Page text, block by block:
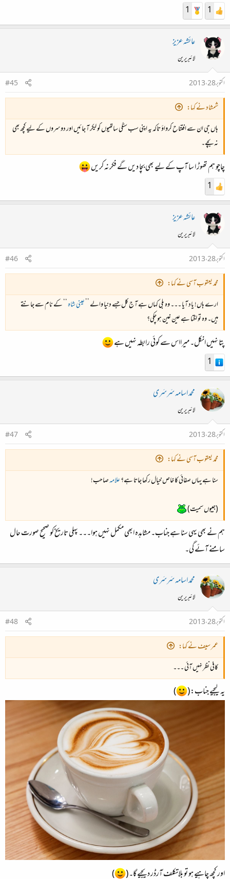
1
1
عائشہ عزیز
لائبریرین
اکتوبر 28، 2013
#45
شمشاد نے کہا:
ہاں جی ان سے افتتاح کرواؤ تاکہ یہ اپنی سب سنگی ساتھیوں کو لیکر آ جائیں اور دوسروں کے لیے کچھ بھی
نہ بچے۔
چاچو ہم تھوڑ ا سا آپ کے لیے بھی بچا دیں گے فکر نہ کریں
1
عائشہ عزیز
لائبریرین
اکتوبر 28، 2013
#46
محمد یعقوب آسی نے کہا:
ارے ہاں! یاد آیا ۔۔۔ وہ بلی کہاں ہے آج کل جسے دنیا والے ’’عینی شاہ‘‘ کے نام سے جانتے
ہیں۔ وہ تو لگتا ہے عین غین ہو چکی؟
پتا نہیں انکل۔ میرااس سے کوئی رابطہ نہیں ہے
1
محمد اسامہ سَرسَری
لائبریرین
اکتوبر 28، 2013
#47
محمد یعقوب آسی نے کہا:
سنا ہے یہاں صفائی کا خاص خیال رکھا جاتا ہے؟علامہصاحب!
(جیبوں سمیت)
ہم نے بھی یہی سنا ہے جناب۔ مشاہدہ ابھی مکمل نہیں ہوا۔۔۔ پہلی تاریخ کو صحیح صورت حال
سامنے آئے گی۔
محمد اسامہ سَرسَری
لائبریرین
اکتوبر 28، 2013
#48
عمر سیف نے کہا:
کافی نظر نہیں آئی ۔۔۔
یہ لیجیے جناب: ( )
اور کچھ چاہیے ہو تو بلاتکلف آرڈر دیجیے گا۔ ( )